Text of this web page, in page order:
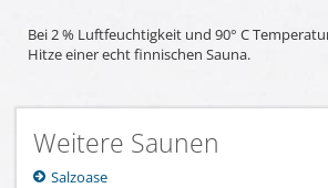
Bei 2 % Luftfeuchtigkeit und 90° C
Hitze einer echt finnischen Sauna.
Weitere Saunen
Salzoase